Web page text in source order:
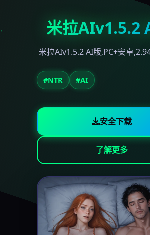
米拉AIv1.5.2
米拉AIv1.5.2 AI版,PC+安卓
#NTR #AI
安全下载
了解更多